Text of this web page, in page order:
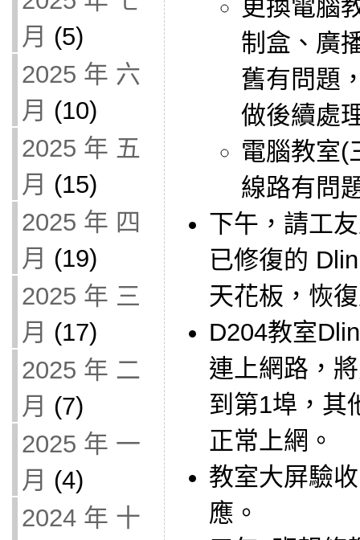
月 (5)
2025 年 六
月 (10)
2025 年 五
月 (15)
2025 年 四
月 (19)
2025 年 三
月 (17)
2025 年 二
月 (7)
2025 年 一
月 (4)
2024 年 十
更換電腦
制盒、廣
舊有問題
做後續處
電腦教室(
線路有問
下午，請工
已修復的
天花板，恢
D204教室
連上網路，
到第1埠，其
正常上網。
教室大屏驗
應。